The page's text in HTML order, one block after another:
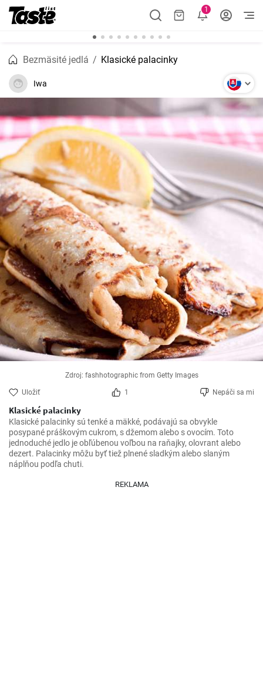
1
Bezmäsité jedlá Klasické palacinky
Iwa
Zdroj: fashhotographic from Getty Images
Uložiť 1 Nepáči sa mi
Klasické palacinky
Klasické palacinky sú tenké a mäkké, podávajú sa obvykle
posypané práškovým cukrom, s džemom alebo s ovocím. Toto
jednoduché jedlo je obľúbenou voľbou na raňajky, olovrant alebo
dezert. Palacinky môžu byť tiež plnené sladkým alebo slaným
náplňou podľa chuti.
REKLAMA